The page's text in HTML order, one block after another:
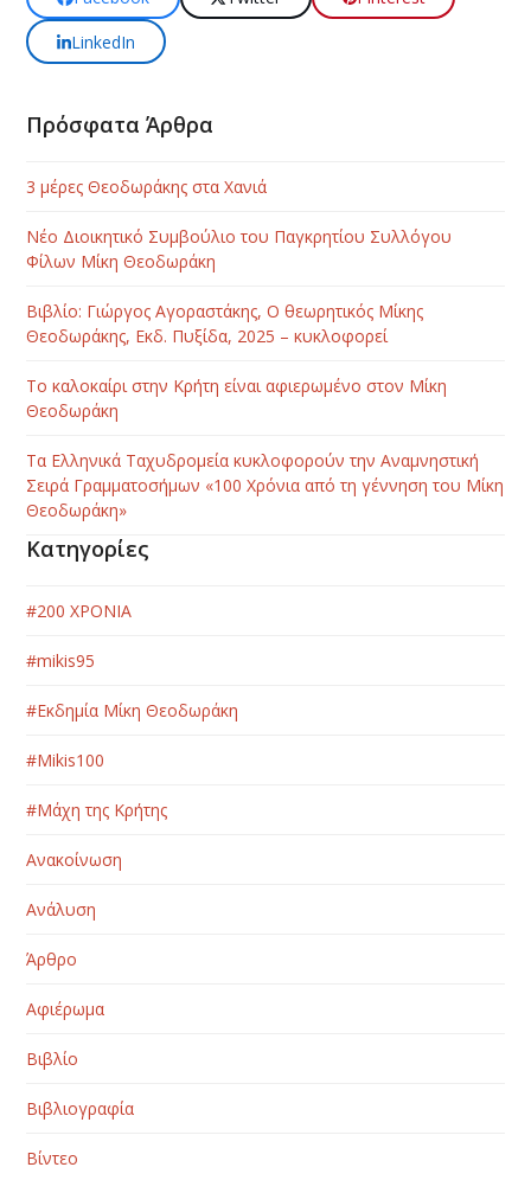
LinkedIn
Πρόσφατα Άρθρα
3 μέρες Θεοδωράκης στα Χανιά
Νέο Διοικητικό Συμβούλιο του Παγκρητίου Συλλόγου
Φίλων Μίκη Θεοδωράκη
Βιβλίο: Γιώργος Αγοραστάκης, Ο θεωρητικός Μίκης
Θεοδωράκης, Εκδ. Πυξίδα, 2025 – κυκλοφορεί
Το καλοκαίρι στην Κρήτη είναι αφιερωμένο στον Μίκη
Θεοδωράκη
Τα Ελληνικά Ταχυδρομεία κυκλοφορούν την Αναμνηστική
Σειρά Γραμματοσήμων «100 Χρόνια από τη γέννηση του Μίκη
Θεοδωράκη»
Κατηγορίες
#200 ΧΡΟΝΙΑ
#mikis95
#Εκδημία Μίκη Θεοδωράκη
#Μikis100
#Μάχη της Κρήτης
Ανακοίνωση
Ανάλυση
Άρθρο
Αφιέρωμα
Βιβλίο
Βιβλιογραφία
Βίντεο